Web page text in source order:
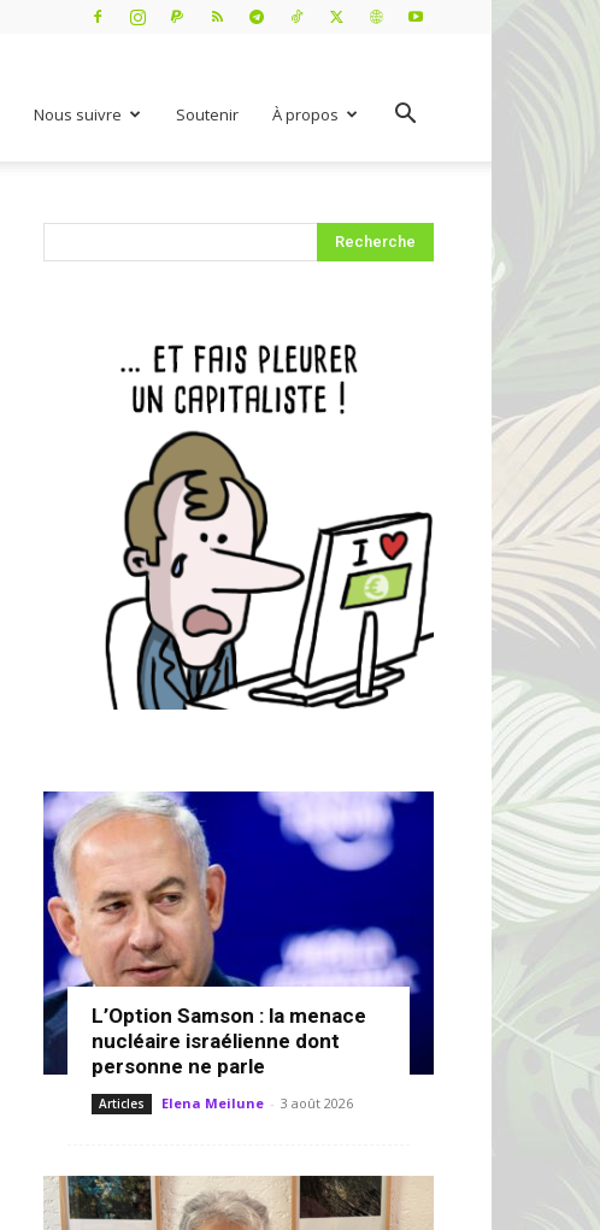
Nous suivre Soutenir À propos
L’Option Samson : la menace
nucléaire israélienne dont
personne ne parle
Articles Elena Meilune - 3 août 2026